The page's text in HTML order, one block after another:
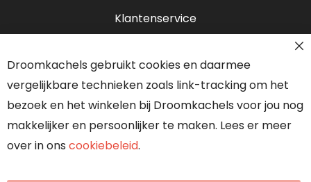
Klantenservice
Over ons
Onze partners
Droomkachels gebruikt cookies en daarmee
vergelijkbare technieken zoals link-tracking om het
bezoek en het winkelen bij Droomkachels voor jou nog
makkelijker en persoonlijker te maken. Lees er meer
over in ons cookiebeleid.